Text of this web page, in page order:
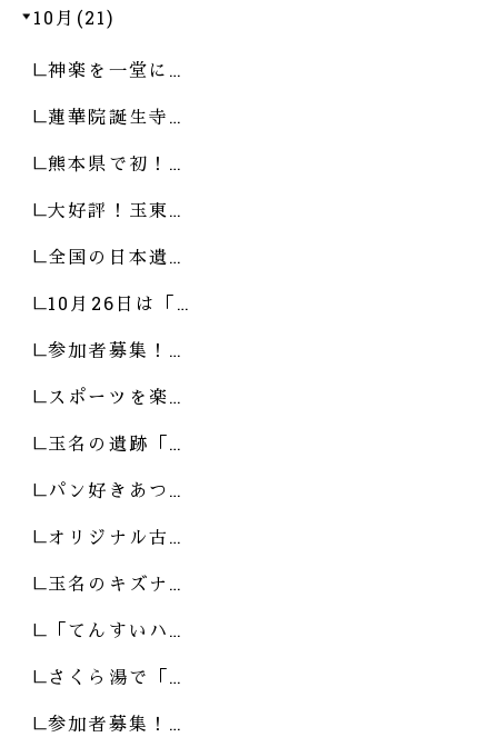
10月(21)
神楽を一堂に…
蓮華院誕生寺…
熊本県で初！…
大好評！玉東…
全国の日本遺…
10月26日は「…
参加者募集！…
スポーツを楽…
玉名の遺跡「…
パン好きあつ…
オリジナル古…
玉名のキズナ…
「てんすいハ…
さくら湯で「…
参加者募集！…